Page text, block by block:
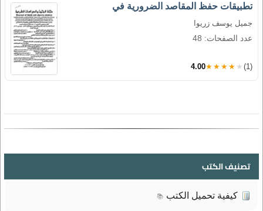
تطبيقات حفظ المقاصد الضرورية في
جميل يوسف زريوا
عدد الصفحات: 48
4.00★★★★★ (1)
تصنيف الكتب
كيفية تحميل الكتب 📚